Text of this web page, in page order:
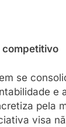
competitivo
se
e
pela
visa